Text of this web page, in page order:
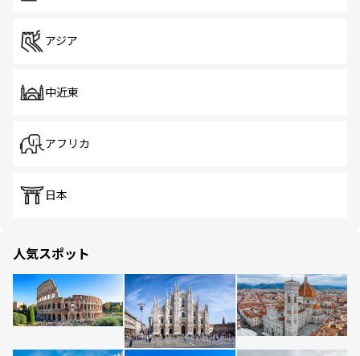
アジア
中近東
アフリカ
日本
人気スポット